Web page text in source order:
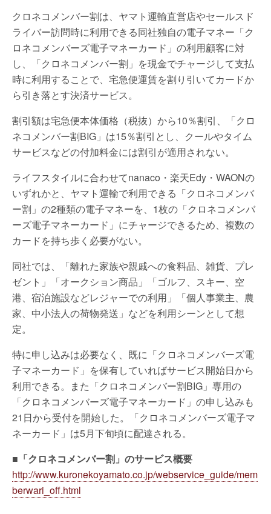
クロネコメンバー割は、ヤマト運輸直営店やセールスド
ライバー訪問時に利用できる同社独自の電子マネー「ク
ロネコメンバーズ電子マネーカード」の利用顧客に対
し、「クロネコメンバー割」を現金でチャージして支払
時に利用することで、宅急便運賃を割り引いてカードか
ら引き落とす決済サービス。
割引額は宅急便本体価格（税抜）から10％割引、「クロ
ネコメンバー割BIG」は15％割引とし、クールやタイム
サービスなどの付加料金には割引が適用されない。
ライフスタイルに合わせてnanaco・楽天Edy・WAONの
いずれかと、ヤマト運輸で利用できる「クロネコメンバ
ー割」の2種類の電子マネーを、1枚の「クロネコメンバ
ーズ電子マネーカード」にチャージできるため、複数の
カードを持ち歩く必要がない。
同社では、「離れた家族や親戚への食料品、雑貨、プレ
ゼント」「オークション商品」「ゴルフ、スキー、空
港、宿泊施設などレジャーでの利用」「個人事業主、農
家、中小法人の荷物発送」などを利用シーンとして想
定。
特に申し込みは必要なく、既に「クロネコメンバーズ電
子マネーカード」を保有していればサービス開始日から
利用できる。また「クロネコメンバー割BIG」専用の
「クロネコメンバーズ電子マネーカード」の申し込みも
21日から受付を開始した。「クロネコメンバーズ電子マ
ネーカード」は5月下旬頃に配達される。
■「クロネコメンバー割」のサービス概要
http://www.kuronekoyamato.co.jp/webservice_guide/mem
berwari_off.html